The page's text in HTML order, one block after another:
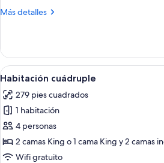
(Small)
Más detalles
Más
básica
doble
(Small)
Abrir
todas
las
fotos
de
Habitación
cuádruple
7
Habitación cuádruple
279 pies cuadrados
1 habitación
4 personas
2 camas King o 1 cama King y 2 camas
Wifi gratuito